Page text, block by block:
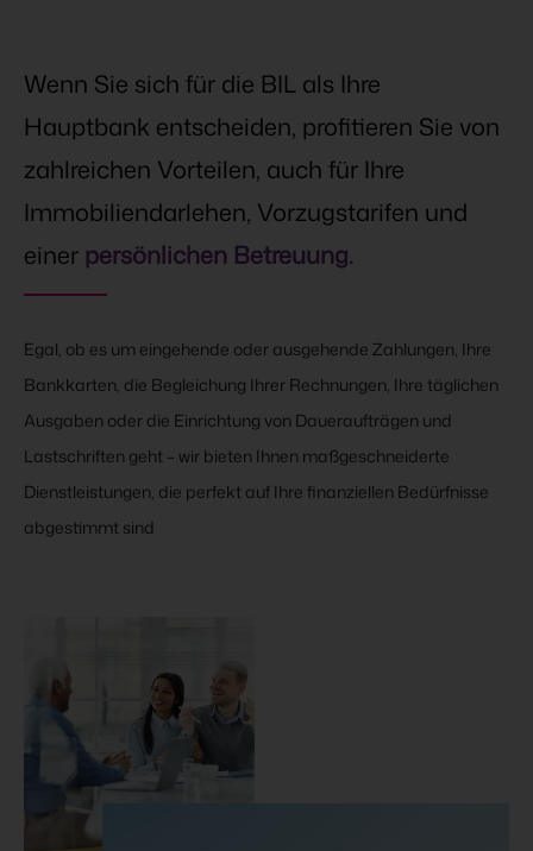
Wenn Sie sich für die BIL als Ihre
Hauptbank entscheiden, profitieren Sie von
zahlreichen Vorteilen, auch für Ihre
Immobiliendarlehen, Vorzugstarifen und
einer persönlichen Betreuung.
Egal, ob es um eingehende oder ausgehende Zahlungen, Ihre
Bankkarten, die Begleichung Ihrer Rechnungen, Ihre täglichen
Ausgaben oder die Einrichtung von Daueraufträgen und
Lastschriften geht – wir bieten Ihnen maßgeschneiderte
Dienstleistungen, die perfekt auf Ihre finanziellen Bedürfnisse
abgestimmt sind